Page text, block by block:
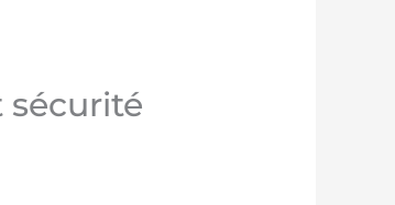
sécurité